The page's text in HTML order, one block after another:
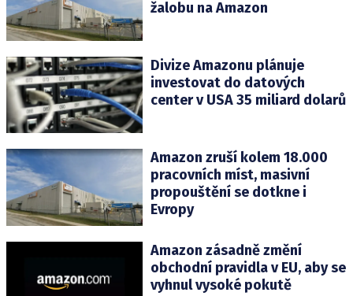
žalobu na Amazon
Divize Amazonu plánuje
investovat do datových
center v USA 35 miliard dolarů
Amazon zruší kolem 18.000
pracovních míst, masivní
propouštění se dotkne i
Evropy
Amazon zásadně změní
obchodní pravidla v EU, aby se
vyhnul vysoké pokutě